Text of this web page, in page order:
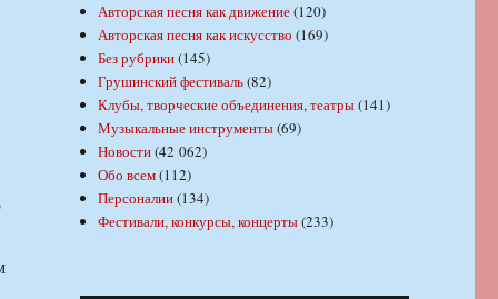
Авторская песня как движение(120)
Авторская песня как искусство (169)
Без рубрики(145)
Грушинский фестиваль(82)
Клубы, творческие объединения, театры(141)
Музыкальные инструменты(69)
Новости(42 062)
Обо всем(112)
Персоналии(134)
Фестивали, конкурсы, концерты(233)